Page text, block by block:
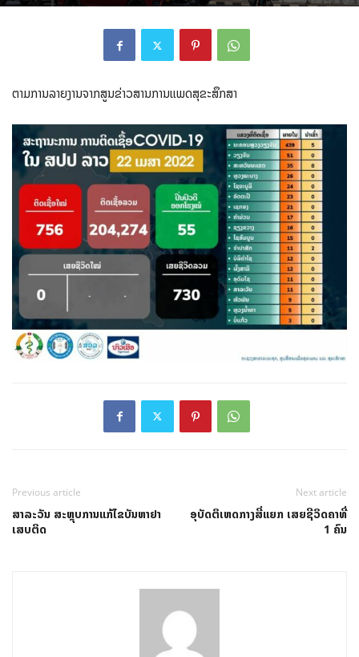
ຕາມການລາຍງານຈາກສູນຂ່າວສານການແພດສຸຂະສຶກສາ
Previous article
ສາລະວັນ ສະຫຼຸບການແກ້ໄຂບັນຫາຢາ
ເສບຕິດ
Next article
ອຸບັດຕິເຫດກາງສີ່ແຍກ ເສຍຊີວິດຄາທີ່
1 ຄົນ